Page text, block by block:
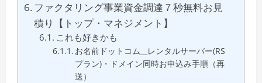
ファクタリング事業資金調達７秒無料お見
積り【トップ・マネジメント】
これも好きかも
お名前ドットコム__レンタルサーバー(RS
プラン)・ドメイン同時お申込み手順（再
送）